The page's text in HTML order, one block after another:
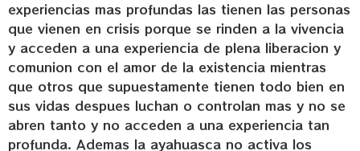
experiencias mas profundas las tienen las personas
que vienen en crisis porque se rinden a la vivencia
y acceden a una experiencia de plena liberacion y
comunion con el amor de la existencia mientras
que otros que supuestamente tienen todo bien en
sus vidas despues luchan o controlan mas y no se
abren tanto y no acceden a una experiencia tan
profunda. Ademas la ayahuasca no activa los